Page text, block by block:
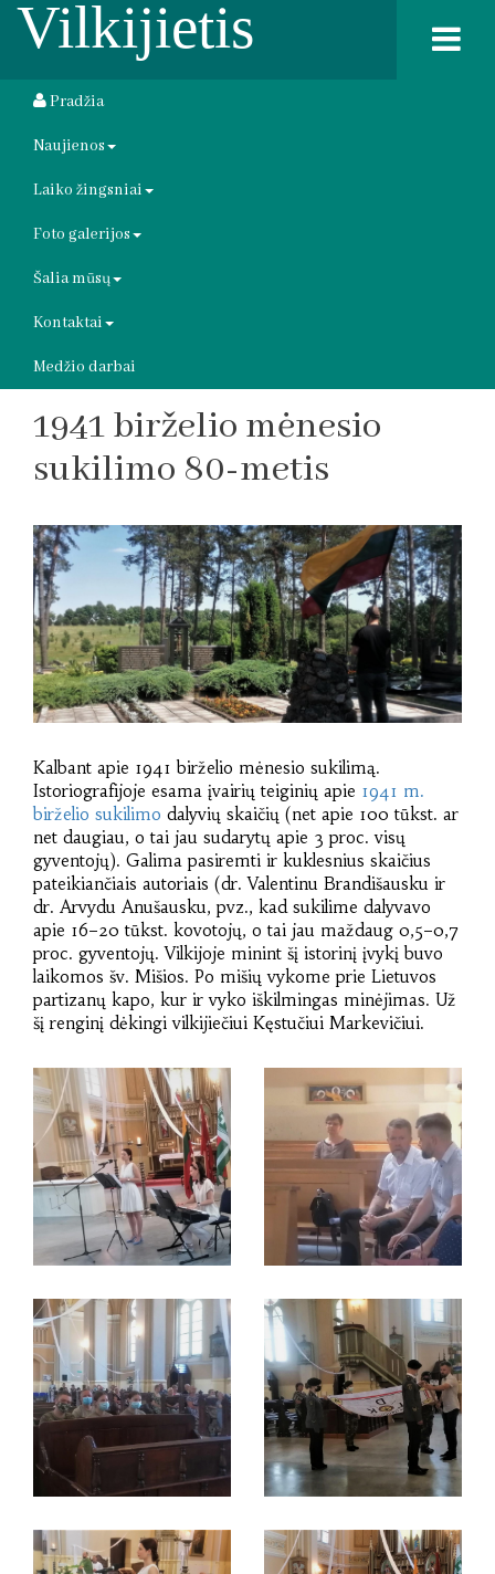
Vilkijietis
Pradžia
Naujienos
Laiko žingsniai
Foto galerijos
Šalia mūsų
Kontaktai
Medžio darbai
1941 birželio mėnesio
sukilimo 80-metis
Kalbant apie 1941 birželio mėnesio sukilimą.
Istoriografijoje esama įvairių teiginių apie 1941 m.
birželio sukilimo dalyvių skaičių (net apie 100 tūkst. ar
net daugiau, o tai jau sudarytų apie 3 proc. visų
gyventojų). Galima pasiremti ir kuklesnius skaičius
pateikiančiais autoriais (dr. Valentinu Brandišausku ir
dr. Arvydu Anušausku, pvz., kad sukilime dalyvavo
apie 16–20 tūkst. kovotojų, o tai jau maždaug 0,5–0,7
proc. gyventojų. Vilkijoje minint šį istorinį įvykį buvo
laikomos šv. Mišios. Po mišių vykome prie Lietuvos
partizanų kapo, kur ir vyko iškilmingas minėjimas. Už
šį renginį dėkingi vilkijiečiui Kęstučiui Markevičiui.